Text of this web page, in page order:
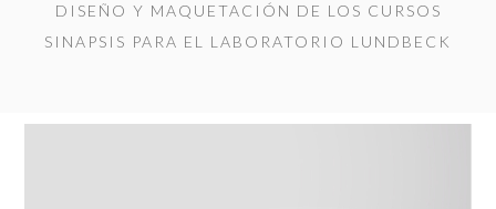
DISEÑO Y MAQUETACIÓN DE LOS CURSOS
SINAPSIS PARA EL LABORATORIO LUNDBECK